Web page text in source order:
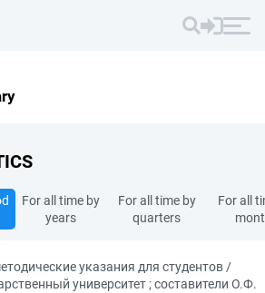
For all time by
years
For all time by
quarters
For all
указания для студентов /
университет ; составители О.Ф.